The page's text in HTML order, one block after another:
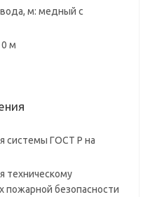
м: медный с
м
системы ГОСТ Р на
техническому
пожарной безопасности